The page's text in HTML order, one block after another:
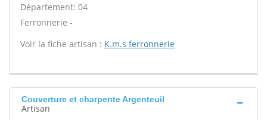
Département: 04
Ferronnerie -
Voir la fiche artisan : K.m.s ferronnerie
Couverture et charpente Argenteuil
Artisan